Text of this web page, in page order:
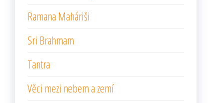
Ramana Maháriši
Sri Brahmam
Tantra
Věci mezi nebem a zemí